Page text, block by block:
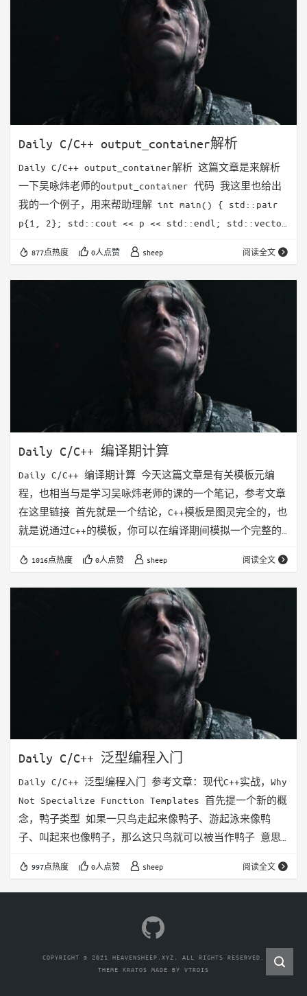
表达式是没名字的，所以我们无法在lambda表达式内部去调
Daily C/C++ output_container解析
Daily C/C++ output_container解析 这篇文章是来解析
一下吴咏炜老师的output_container 代码 我这里也给出
我的一个例子，用来帮助理解 int main() { std::pair
p{1, 2}; std::cout << p << std::endl; std::vector
std::endl; std::unordered_map<int…
877点热度 0人点赞 sheep 阅读全文
Daily C/C++ 编译期计算
Daily C/C++ 编译期计算 今天这篇文章是有关模板元编
程，也相当与是学习吴咏炜老师的课的一个笔记，参考文章
在这里链接 首先就是一个结论，C++模板是图灵完全的，也
就是说通过C++的模板，你可以在编译期间模拟一个完整的
factorial { static const int value = n *
factorial<n - 1>::value; }; template <> struct
1016点热度 0人点赞 sheep 阅读全文
Daily C/C++ 泛型编程入门
Daily C/C++ 泛型编程入门 参考文章：现代C++实战，Why
Not Specialize Function Templates 首先提一个新的概
念，鸭子类型 如果一只鸟走起来像鸭子、游起泳来像鸭
子、叫起来也像鸭子，那么这只鸟就可以被当作鸭子 意思
接口，而是由当前方法和属性的集合决定 举个例子就是比
如stl中的容器，他们大多数都支持push_back,size等方
sizeableContainer，pushba…
997点热度 0人点赞 sheep 阅读全文
COPYRIGHT © 2021 HEAVENSHEEP.XYZ. ALL RIGHTS RESERVED.
THEME KRATOS MADE BY VTROIS